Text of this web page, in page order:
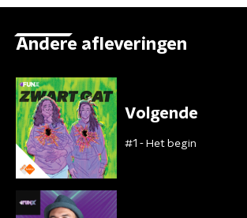
Andere afleveringen
Volgende
#1 - Het begin